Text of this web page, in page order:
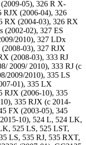
05), 326 R X-
RJX (2006-04), 326
RX (2004-03), 326 RX
(2002-02), 327 ES
2010), 327 LDx
03), 327 RJX
(2008-03), 333 RJ
2009/ 2010), 333 RJ (c
2009/2010), 335 LS
01), 335 LX
RJX (2006-10), 335
335 RJX (c 2014-
FX (2003-05), 345
10), 524 L, 524 LK,
525 LS, 525 LST,
LS, 535 RJ, 535 RXT,